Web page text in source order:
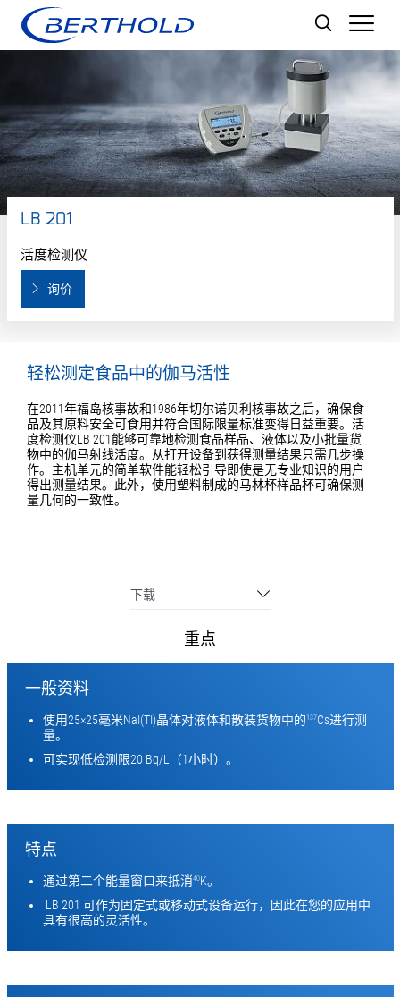
LB 201
活度检测仪
询价
轻松测定食品中的伽马活性
在2011年福岛核事故和1986年切尔诺贝利核事故之后，确保食
品及其原料安全可食用并符合国际限量标准变得日益重要。活
度检测仪LB 201能够可靠地检测食品样品、液体以及小批量货
物中的伽马射线活度。从打开设备到获得测量结果只需几步操
作。主机单元的简单软件能轻松引导即使是无专业知识的用户
得出测量结果。此外，使用塑料制成的马林杯样品杯可确保测
量几何的一致性。
下载
重点
一般资料
使用25×25毫米NaI(TI)晶体对液体和散装货物中的137Cs进行测
量。
可实现低检测限20 Bq/L（1小时）。
特点
通过第二个能量窗口来抵消40K。
LB 201 可作为固定式或移动式设备运行，因此在您的应用中
具有很高的灵活性。